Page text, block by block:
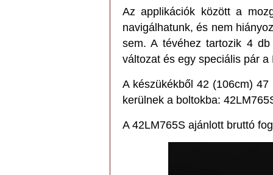
Az applikációk között a
navigálhatunk, és nem
sem. A tévéhez tartozik 4
változat és egy speciális pár a
A készükékből 42 (106cm)
kerülnek a boltokba:
A 42LM765S ajánlott bruttó